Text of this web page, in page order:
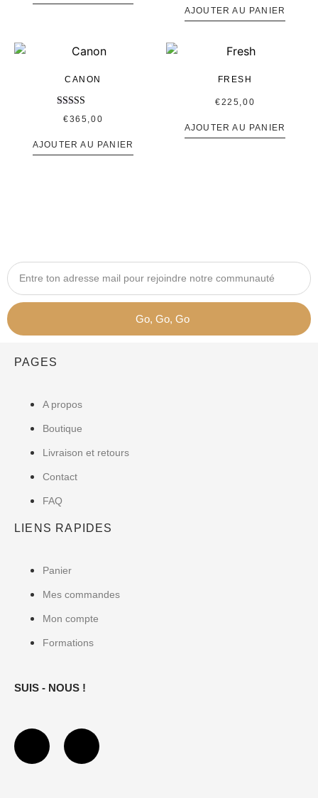
AJOUTER AU PANIER
CANON
Note
5.00
€365,00
AJOUTER AU PANIER
FRESH
€225,00
AJOUTER AU PANIER
Go, Go, Go
PAGES
A propos
Boutique
Livraison et retours
Contact
FAQ
LIENS RAPIDES
Panier
Mes commandes
Mon compte
Formations
SUIS - NOUS !